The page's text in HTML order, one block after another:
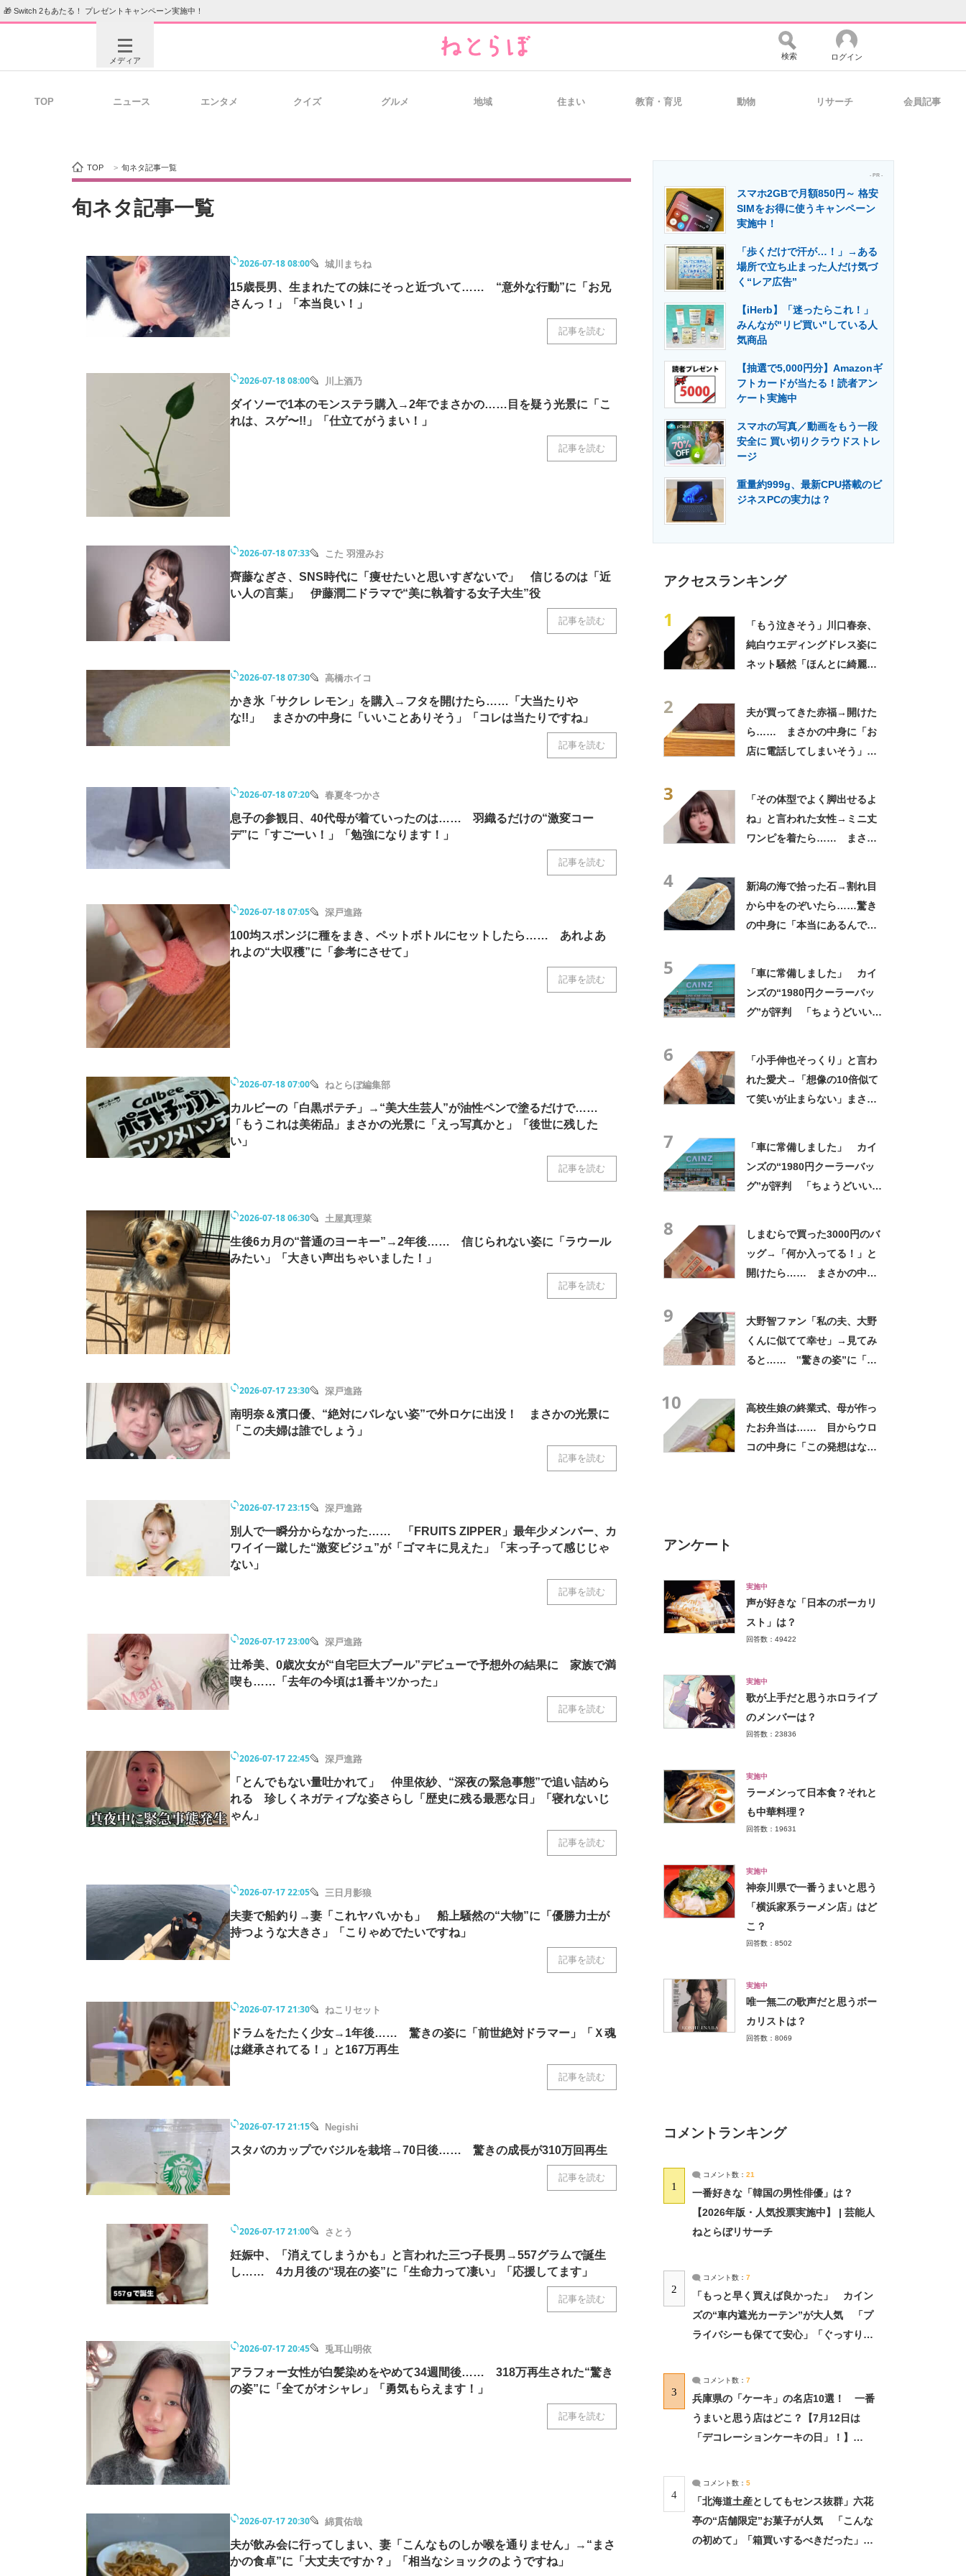
🎁 Switch 2もあたる！ プレゼントキャンペーン実施中！
メディア
ビジネスと働き方のヒント 経営リーダーのコミュニティ マーケ×ITの今がよく分かる
ITエンジニア向け専門サイト 企業向けIT製品の総合サイト 製造業のIT導入・活用を支援
モノづくり技術者専門サイト エネルギーの専門メディア 建設×テクノロジーの最前線
ちょっと気になるネットの話題
検索 ログイン
TOP ニュース エンタメ クイズ グルメ 地域 住まい 教育・育児 動物 リサーチ 会員記事
TOP > 旬ネタ記事一覧
旬ネタ記事一覧
2026-07-18 08:00 城川まちね
15歳長男、生まれたての妹にそっと近づいて…… “意外な行動”に「お兄
さんっ！」「本当良い！」
記事を読む
2026-07-18 08:00 川上酒乃
ダイソーで1本のモンステラ購入→2年でまさかの……目を疑う光景に「こ
れは、スゲ〜!!」「仕立てがうまい！」
記事を読む
2026-07-18 07:33 こた 羽澄みお
齊藤なぎさ、SNS時代に「痩せたいと思いすぎないで」 信じるのは「近
い人の言葉」 伊藤潤二ドラマで“美に執着する女子大生”役
記事を読む
2026-07-18 07:30 高橋ホイコ
かき氷「サクレ レモン」を購入→フタを開けたら……「大当たりや
な!!」 まさかの中身に「いいことありそう」「コレは当たりですね」
記事を読む
2026-07-18 07:20 春夏冬つかさ
息子の参観日、40代母が着ていったのは…… 羽織るだけの“激変コー
デ”に「すごーい！」「勉強になります！」
記事を読む
2026-07-18 07:05 深戸進路
100均スポンジに種をまき、ペットボトルにセットしたら…… あれよあ
れよの“大収穫”に「参考にさせて」
記事を読む
2026-07-18 07:00 ねとらぼ編集部
カルビーの「白黒ポテチ」→“美大生芸人”が油性ペンで塗るだけで……
「もうこれは美術品」まさかの光景に「えっ写真かと」「後世に残した
い」
記事を読む
2026-07-18 06:30 土屋真理菜
生後6カ月の“普通のヨーキー”→2年後…… 信じられない姿に「ラウール
みたい」「大きい声出ちゃいました！」
記事を読む
2026-07-17 23:30 深戸進路
南明奈＆濱口優、“絶対にバレない姿”で外ロケに出没！ まさかの光景に
「この夫婦は誰でしょう」
記事を読む
2026-07-17 23:15 深戸進路
別人で一瞬分からなかった…… 「FRUITS ZIPPER」最年少メンバー、カ
ワイイ一蹴した“激変ビジュ”が「ゴマキに見えた」「末っ子って感じじゃ
ない」
記事を読む
2026-07-17 23:00 深戸進路
辻希美、0歳次女が“自宅巨大プール”デビューで予想外の結果に 家族で満
喫も……「去年の今頃は1番キツかった」
記事を読む
2026-07-17 22:45 深戸進路
「とんでもない量吐かれて」 仲里依紗、“深夜の緊急事態”で追い詰めら
れる 珍しくネガティブな姿さらし「歴史に残る最悪な日」「寝れないじ
ゃん」
記事を読む
2026-07-17 22:05 三日月影狼
夫妻で船釣り→妻「これヤバいかも」 船上騒然の“大物”に「優勝力士が
持つような大きさ」「こりゃめでたいですね」
記事を読む
2026-07-17 21:30 ねこリセット
ドラムをたたく少女→1年後…… 驚きの姿に「前世絶対ドラマー」「Ｘ魂
は継承されてる！」と167万再生
記事を読む
2026-07-17 21:15 Negishi
スタバのカップでバジルを栽培→70日後…… 驚きの成長が310万回再生
記事を読む
2026-07-17 21:00 さとう
妊娠中、「消えてしまうかも」と言われた三つ子長男→557グラムで誕生
し…… 4カ月後の“現在の姿”に「生命力って凄い」「応援してます」
記事を読む
2026-07-17 20:45 兎耳山明依
アラフォー女性が白髪染めをやめて34週間後…… 318万再生された“驚き
の姿”に「全てがオシャレ」「勇気もらえます！」
記事を読む
2026-07-17 20:30 綿貫佑哉
夫が飲み会に行ってしまい、妻「こんなものしか喉を通りません」→“まさ
かの食卓”に「大丈夫ですか？」「相当なショックのようですね」
- PR -
スマホ2GBで月額850円～ 格安
SIMをお得に使うキャンペーン
実施中！
「歩くだけで汗が…！」→ある
場所で立ち止まった人だけ気づ
く“レア広告”
【iHerb】「迷ったらこれ！」
みんなが"リピ買い"している人
気商品
【抽選で5,000円分】Amazonギ
フトカードが当たる！読者アン
ケート実施中
スマホの写真／動画をもう一段
安全に 買い切りクラウドストレ
ージ
重量約999g、最新CPU搭載のビ
ジネスPCの実力は？
アクセスランキング
1
「もう泣きそう」川口春奈、
純白ウエディングドレス姿に
ネット騒然「ほんとに綺麗」
2
夫が買ってきた赤福→開けた
ら…… まさかの中身に「お
店に電話してしまいそう」
3
「その体型でよく脚出せるよ
ね」と言われた女性→ミニ丈
ワンピを着たら…… まさか
4
新潟の海で拾った石→割れ目
から中をのぞいたら……驚き
の中身に「本当にあるんです
5
「車に常備しました」 カイ
ンズの“1980円クーラーバッ
グ”が評判 「ちょうどいい大
6
「小手伸也そっくり」と言わ
れた愛犬→「想像の10倍似て
て笑いが止まらない」まさか
7
「車に常備しました」 カイ
ンズの“1980円クーラーバッ
グ”が評判 「ちょうどいい大
8
しまむらで買った3000円のバ
ッグ→「何か入ってる！」と
開けたら…… まさかの中身
9
大野智ファン「私の夫、大野
くんに似てて幸せ」→見てみ
ると…… ‟驚きの姿”に「最
10
高校生娘の終業式、母が作っ
たお弁当は…… 目からウロ
コの中身に「この発想はなか
アンケート
実施中
声が好きな「日本のボーカリ
スト」は？
回答数：49422
実施中
歌が上手だと思うホロライブ
のメンバーは？
回答数：23836
実施中
ラーメンって日本食？それと
も中華料理？
回答数：19631
実施中
神奈川県で一番うまいと思う
「横浜家系ラーメン店」はど
こ？
回答数：8502
実施中
唯一無二の歌声だと思うボー
カリストは？
回答数：8069
コメントランキング
1
コメント数： 21
一番好きな「韓国の男性俳優」は？
【2026年版・人気投票実施中】 | 芸能人
ねとらぼリサーチ
2
コメント数： 7
「もっと早く買えば良かった」 カイン
ズの“車内遮光カーテン”が大人気 「プ
ライバシーも保てて安心」「ぐっすり眠
3
コメント数： 7
兵庫県の「ケーキ」の名店10選！ 一番
うまいと思う店はどこ？【7月12日は
「デコレーションケーキの日」！】
4
コメント数： 5
「北海道土産としてもセンス抜群」六花
亭の“店舗限定”お菓子が人気 「こんな
の初めて」「箱買いするべきだった」